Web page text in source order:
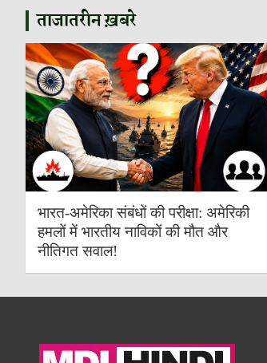
ताजातरीन ख़बरे
भारत-अमेरिका संबंधों की परीक्षा: अमेरिकी
हमलों में भारतीय नाविकों की मौत और
नीतिगत सवाल!